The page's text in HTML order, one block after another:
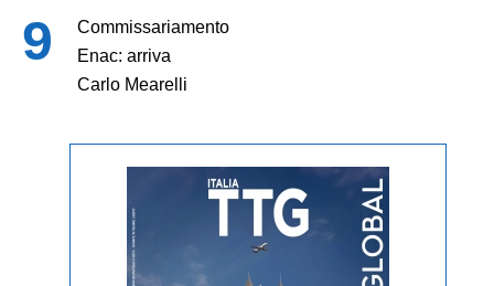
Commissariamento
Enac: arriva
Carlo Mearelli